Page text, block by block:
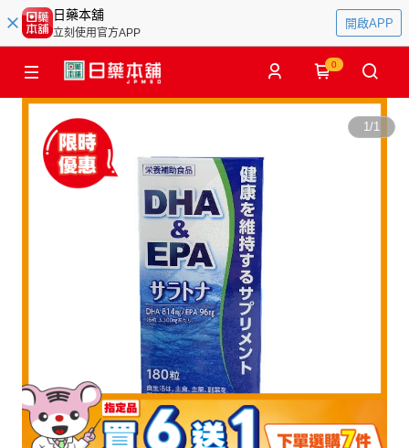
日藥本舖
立刻使用官方APP
開啟APP
0
1/1